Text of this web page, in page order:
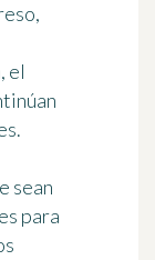
el
sean
para